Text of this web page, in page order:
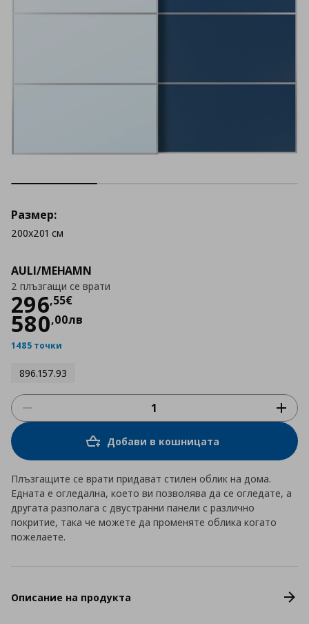
AULI/MEHAMN
2 плъзгащи се врати
296,55€
Цена
580,00лв
1485 точки
896.157.93
Размер:
200x201 см
Добави в кошницата
Плъзгащите се врати придават стилен облик на дома.
Едната е огледална, което ви позволява да се огледате, а
другата разполага с двустранни панели с различно
покритие, така че можете да променяте облика когато
пожелаете.
Описание на продукта